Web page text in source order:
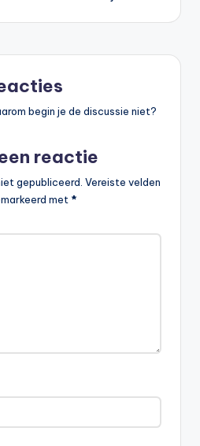
begin je de discussie niet?
reactie
gepubliceerd. Vereiste velden
met *